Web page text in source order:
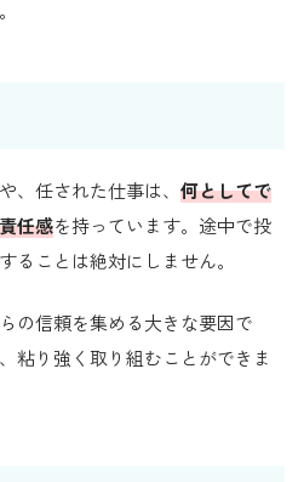
、任された仕事は、 何としてで
任感を持っています。途中で投
ることは絶対にしません。
の信頼を集める大きな要因で
粘り強く取り組むことができま